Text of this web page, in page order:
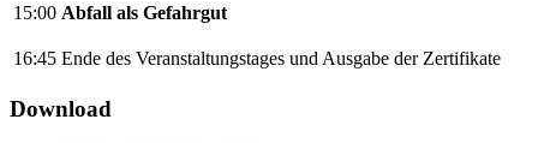
15:00 Abfall als Gefahrgut
16:45 Ende des Veranstaltungstages und Ausgabe der Zertifikate
Download